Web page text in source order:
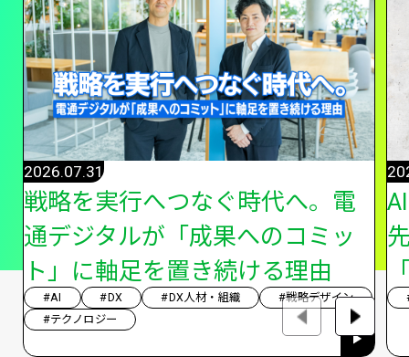
戦略を実行へつなぐ時代へ。電
通デジタルが「成果へのコミッ
ト」に軸足を置き続ける理由
2026.07.31
#AI #DX #DX人材・組織
#戦略デザイン
#テクノロジー